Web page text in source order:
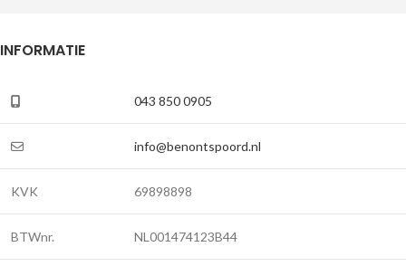
INFORMATIE
043 850 0905
info@benontspoord.nl
KVK 69898898
BTWnr. NL001474123B44